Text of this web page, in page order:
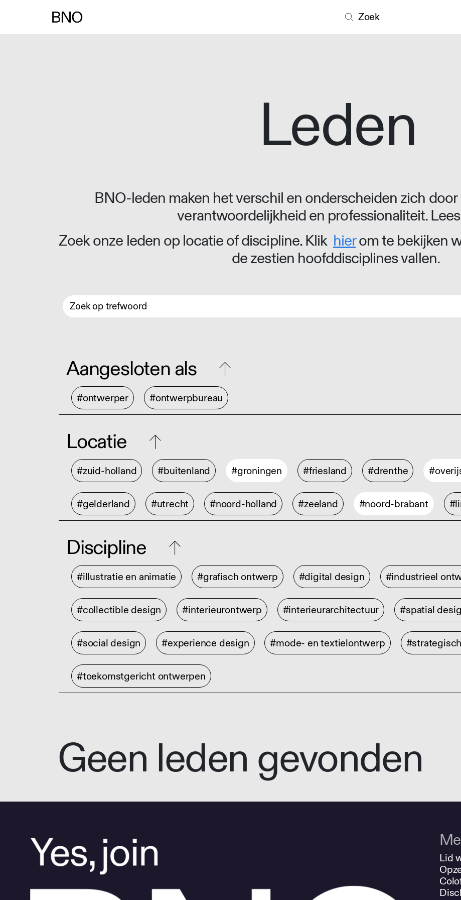
Zoek
Leden
BNO-leden maken het verschil en onderscheiden zich
verantwoordelijkheid en professionaliteit. Lees
Zoek onze leden op locatie of discipline. Klik hierom te bekijken
de zestien hoofddisciplines vallen.
Aangesloten als
#ontwerper #ontwerpbureau
Locatie
#zuid-holland #buitenland #groningen #friesland #drenthe
#gelderland #utrecht #noord-holland #zeeland #noord-brabant
Discipline
#illustratie en animatie #grafisch ontwerp #digital design #industrieel
#collectible design #interieurontwerp #interieurarchitectuur #spatial
#social design #experience design #mode- en textielontwerp
#toekomstgericht ontwerpen
Geen leden gevonden
Lid